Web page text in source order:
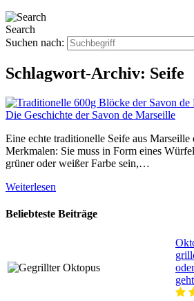
Search
Suchen nach:
Schlagwort-Archiv: Seife
Die Geschichte der Savon de Marseille
Eine echte traditionelle Seife aus
Merkmalen: Sie muss in Form eines
grüner oder weißer Farbe sein,…
Weiterlesen
Beliebteste Beiträge